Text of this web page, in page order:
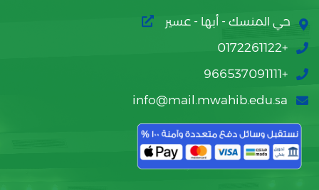
حي المنسك - أبها - عسير
+0172261122
+966537091111
info@mail.mwahib.edu.sa